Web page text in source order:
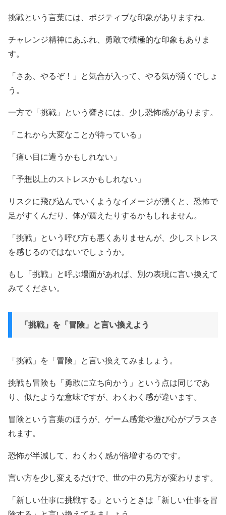
挑戦という言葉には、ポジティブな印象がありますね。
チャレンジ精神にあふれ、勇敢で積極的な印象もありま
す。
「さあ、やるぞ！」と気合が入って、やる気が湧くでしょ
う。
一方で「挑戦」という響きには、少し恐怖感があります。
「これから大変なことが待っている」
「痛い目に遭うかもしれない」
「予想以上のストレスかもしれない」
リスクに飛び込んでいくようなイメージが湧くと、恐怖で
足がすくんだり、体が震えたりするかもしれません。
「挑戦」という呼び方も悪くありませんが、少しストレス
を感じるのではないでしょうか。
もし「挑戦」と呼ぶ場面があれば、別の表現に言い換えて
みてください。
「挑戦」を「冒険」と言い換えよう
「挑戦」を「冒険」と言い換えてみましょう。
挑戦も冒険も「勇敢に立ち向かう」という点は同じであ
り、似たような意味ですが、わくわく感が違います。
冒険という言葉のほうが、ゲーム感覚や遊び心がプラスさ
れます。
恐怖が半減して、わくわく感が倍増するのです。
言い方を少し変えるだけで、世の中の見方が変わります。
「新しい仕事に挑戦する」というときは「新しい仕事を冒